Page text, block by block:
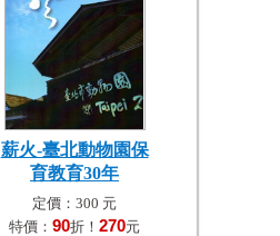
薪火-臺北動物園保
育教育30年
定價：300 元
特價： 90折！ 270元